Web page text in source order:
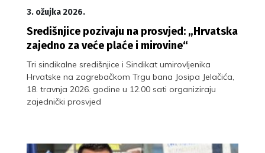
3. ožujka 2026.
Središnjice pozivaju na prosvjed: „Hrvatska
zajedno za veće plaće i mirovine“
Tri sindikalne središnjice i Sindikat umirovljenika
Hrvatske na zagrebačkom Trgu bana Josipa Jelačića,
18. travnja 2026. godine u 12.00 sati organiziraju
zajednički prosvjed